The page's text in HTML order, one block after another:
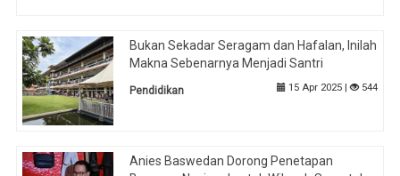
Bukan Sekadar Seragam dan Hafalan, Inilah
Makna Sebenarnya Menjadi Santri
Pendidikan 15 Apr 2025 | 544
Anies Baswedan Dorong Penetapan